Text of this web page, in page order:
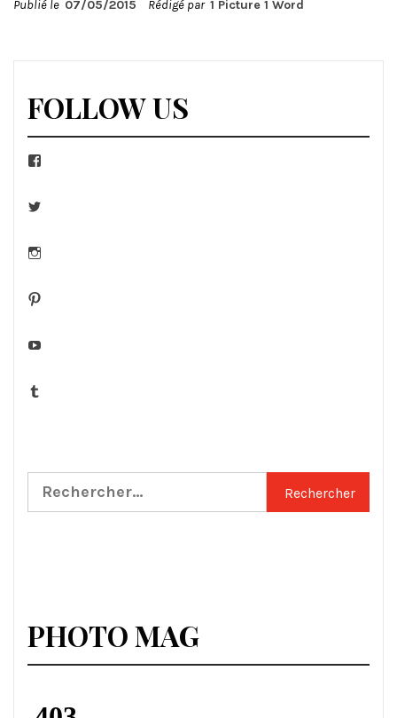
Publié le 07/05/2015 Rédigé par 1 Picture 1 Word
FOLLOW US
Facebook
Twitter
Instagram
Pinterest
YouTube
Tumblr
Rechercher :
PHOTO MAG